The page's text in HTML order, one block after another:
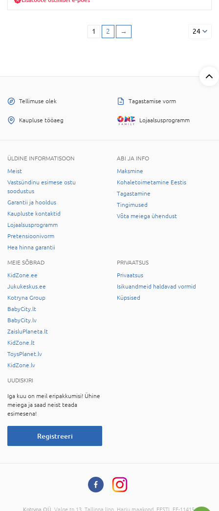
1 2 → 24
Tellimuse olek Tagastamise vorm
Kaupluse tööaeg Lojaalsusprogramm
ÜLDINE INFORMATISOON
Meist
Vastsündinu esimese ostu
soodustus
Garantii ja hooldus
Kaupluste kontaktid
Lojaalsusprogramm
Pretensioonivorm
Hea hinna garantii
ABI JA INFO
Maksmine
Kohaletoimetamine Eestis
Tagastamine
Tingimused
Võta meiega ühendust
MEIE SÕBRAD
KidZone.ee
Jukukeskus.ee
Kotryna Group
BabyCity.lt
BabyCity.lv
ZaisluPlaneta.lt
KidZone.lt
ToysPlanet.lv
KidZone.lv
PRIVAATSUS
Privaatsus
Isikuandmeid haldavad vormid
Küpsised
UUDISKIRI
Iga kuu on meil eripakkumisi! Ühine
meiega ja saad neist teada
esimesena!
Registreeri
Kotryna OÜ , Valge tn 13, Tallinna linn, Harju maakond, EESTI, EE-11415,